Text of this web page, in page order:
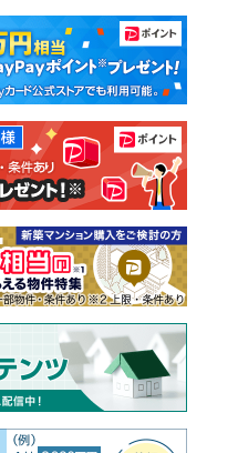
中古マンション
中古一戸建て
土地
教えて！住まいの先生